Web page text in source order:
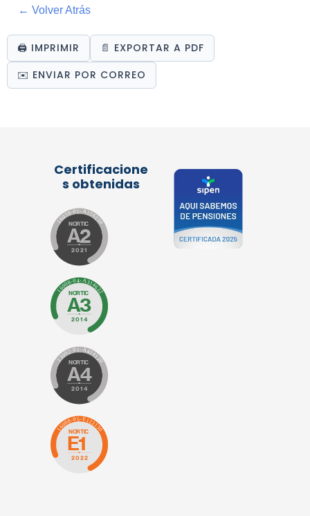
← Volver Atrás
🖨️ IMPRIMIR
📄 EXPORTAR A PDF
✉️ ENVIAR POR CORREO
Certificacione
s obtenidas